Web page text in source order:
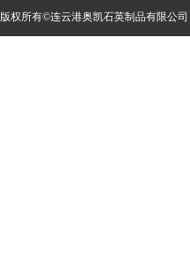
版权所有©连云港奥凯石英制品有限公司 |